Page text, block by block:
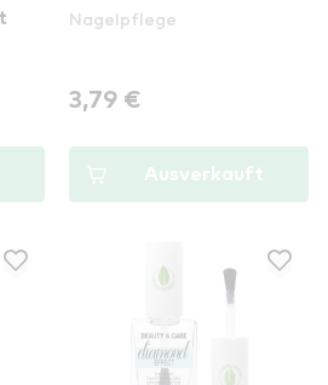
Nagelpflege
3,79 €
Ausverkauft